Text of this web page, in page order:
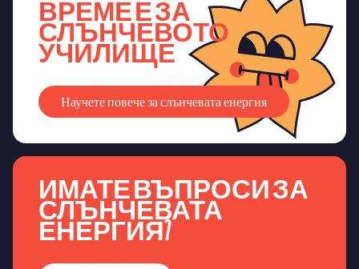
ВРЕМЕ Е ЗА
СЛЪНЧЕВОТО
УЧИЛИЩЕ
Научете повече за слънчевата енергия
ИМАТЕ ВЪПРОСИ ЗА
СЛЪНЧЕВАТА
ЕНЕРГИЯ?